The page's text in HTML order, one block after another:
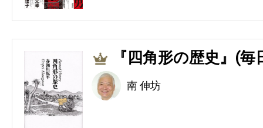
3 『四角形の歴史』(毎
南 伸坊